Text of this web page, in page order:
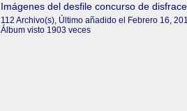
Imágenes del desfile concurso de
112 Archivo(s), Último añadido el Febrero 16,
Álbum visto 1903 veces